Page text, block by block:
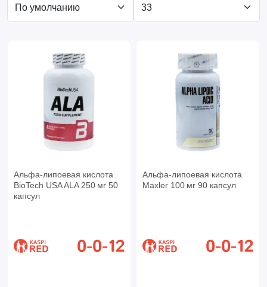
Альфа-липоевая кислота
BioTech USA ALA 250 мг 50
капсул
Альфа-липоевая кислота
Maxler 100 мг 90 капсул